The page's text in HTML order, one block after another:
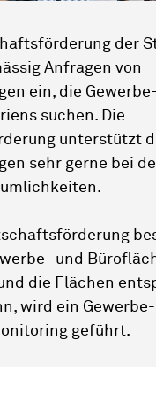
der
Anfragen von
ein, die
suchen. Die
unterstützt
sehr gerne bei
und
die Flächen
wird ein Gewerbe-
geführt.